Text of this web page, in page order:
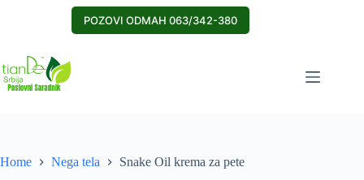
POZOVI ODMAH 063/342-380
Home Nega tela Snake Oil krema za pete